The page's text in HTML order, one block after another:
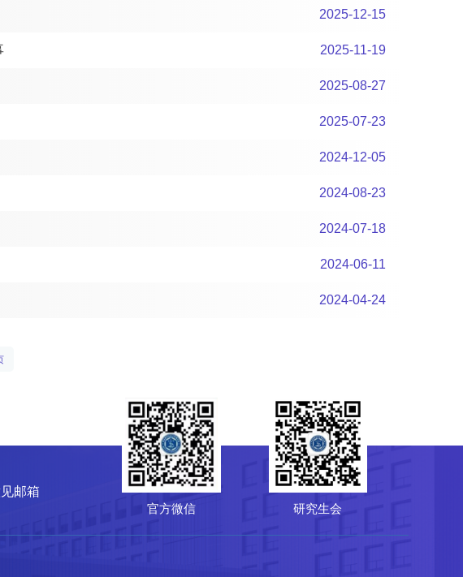
2025-12-15
2025-11-19
2025-08-27
2025-07-23
2024-12-05
2024-08-23
2024-07-18
2024-06-11
2024-04-24
中国普通微生物菌种保藏管理中心（CGMCC）
菌种销售：86-10-64807596
菌种保藏与鉴定：86-10-64807850